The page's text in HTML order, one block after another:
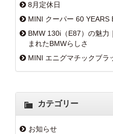
8月定休日
MINI クーパー 60 YEARS
BMW 130i（E87）の魅力
まれたBMWらしさ
MINI エニグマチックブラ
カテゴリー
お知らせ